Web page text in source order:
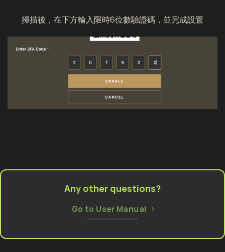
掃描後，在下方輸入限時6位數驗證碼，並完成設置
Any other questions?
Go to User Manual